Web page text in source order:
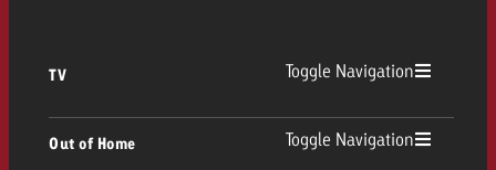
TV Toggle Navigation
Out of Home Toggle Navigation